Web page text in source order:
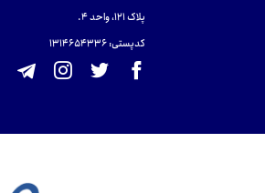
پلاک 121، واحد ۴.
کدپستی: 131465433۶